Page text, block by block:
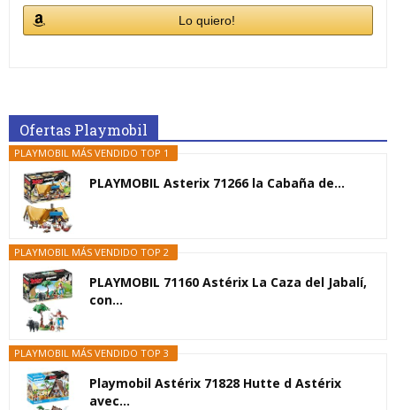
Lo quiero!
Ofertas Playmobil
PLAYMOBIL MÁS VENDIDO TOP 1
PLAYMOBIL Asterix 71266 la Cabaña de...
PLAYMOBIL MÁS VENDIDO TOP 2
PLAYMOBIL 71160 Astérix La Caza del Jabalí,
con...
PLAYMOBIL MÁS VENDIDO TOP 3
Playmobil Astérix 71828 Hutte d Astérix
avec...